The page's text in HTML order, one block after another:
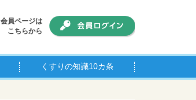
会員ページは
こちらから
くすりの知識10カ条